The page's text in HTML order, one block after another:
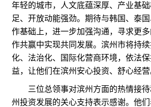
年轻的城市，人文底蕴深厚、产业基
足、开放动能强劲。期待与韩国、泰
作基础上，进一步加强沟通，寻求更
作共赢中实现共同发展。滨州市将持
化、法治化、国际化营商环境，依法
益，让他们在滨州安心投资、舒心经营
三位总领事对滨州方面的热情接待
州投资发展的关心支持表示感谢。他